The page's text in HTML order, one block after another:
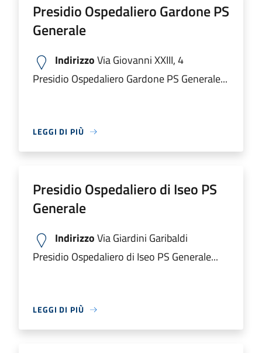
Presidio Ospedaliero Gardone PS
Generale
IndirizzoVia Giovanni XXIII, 4
Presidio Ospedaliero Gardone PS Generale...
LEGGI DI PIÙ
Presidio Ospedaliero di Iseo PS
Generale
IndirizzoVia Giardini Garibaldi
Presidio Ospedaliero di Iseo PS Generale...
LEGGI DI PIÙ